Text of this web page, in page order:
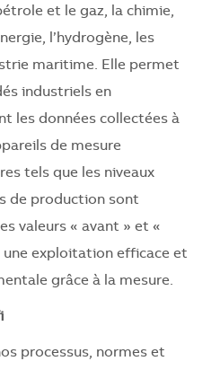
et le gaz, la chimie,
l’hydrogène, les
maritime. Elle permet
industriels en
les données collectées à
de mesure
tels que les niveaux
de production sont
valeurs « avant » et «
exploitation efficace et
grâce à la mesure.
processus, normes et